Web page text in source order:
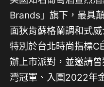
Brands」旗下，最具
面狄肯蘇格蘭調和式
特別於台北時尚指標
辦上市派對，並邀請
灣冠軍、入圍2022年